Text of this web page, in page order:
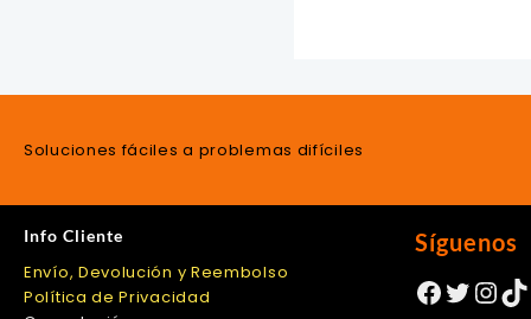
Soluciones fáciles a problemas difíciles
Info Cliente
Envío, Devolución y Reembolso
Política de Privacidad
Síguenos
Twitter